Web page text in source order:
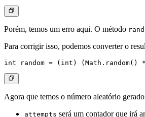
Porém, temos um erro aqui. O método
Para corrigir isso, podemos converter o
Agora que temos o número aleatório
attempts será um contador que irá